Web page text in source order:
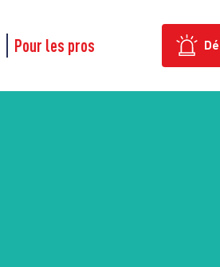
Pour les pros